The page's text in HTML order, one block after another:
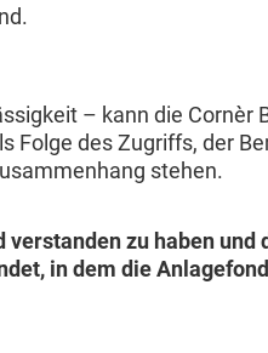
– kann die
Folge des Zugriffs, der
stehen.
zu haben
in dem die